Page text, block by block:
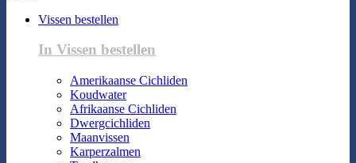
Vissen bestellen
In Vissen bestellen
Amerikaanse Cichliden
Koudwater
Afrikaanse Cichliden
Dwergcichliden
Maanvissen
Karperzalmen